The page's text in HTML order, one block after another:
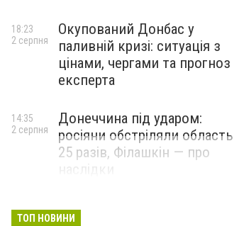
Окупований Донбас у
паливній кризі: ситуація з
цінами, чергами та прогноз
експерта
18:23
2 серпня
Донеччина під ударом:
росіяни обстріляли область
25 разів, Філашкін — про
14:35
2 серпня
ТОП НОВИНИ